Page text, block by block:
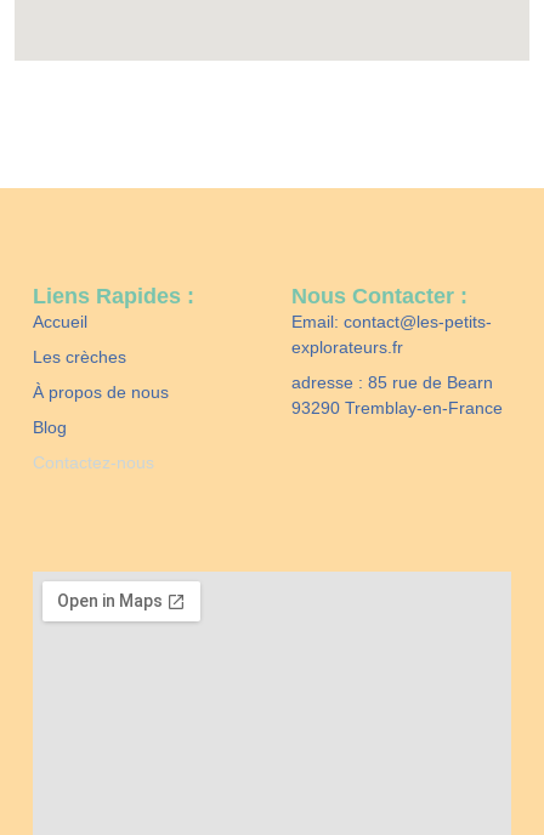
Liens Rapides :
Accueil
Les crèches
À propos de nous
Blog
Contactez-nous
Nous Contacter :
Email: contact@les-petits-
explorateurs.fr
adresse : 85 rue de Bearn
93290 Tremblay-en-France